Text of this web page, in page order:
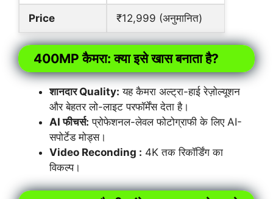
Price ₹12,999 (अनुमानित)
400MP कैमरा: क्या इसे खास बनाता है?
शानदार Quality: यह कैमरा अल्ट्रा-हाई रेज़ोल्यूशन
और बेहतर लो-लाइट परफॉर्मेंस देता है।
AI फीचर्स: प्रोफेशनल-लेवल फोटोग्राफी के लिए AI-
सपोर्टेड मोड्स।
Video Reconding : 4K तक रिकॉर्डिंग का
विकल्प।